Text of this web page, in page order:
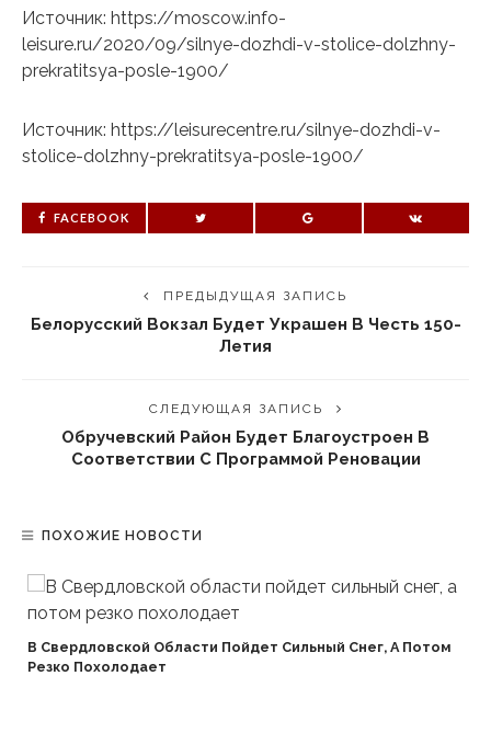
Источник: https://moscow.info-
leisure.ru/2020/09/silnye-dozhdi-v-stolice-dolzhny-
prekratitsya-posle-1900/
Источник: https://leisurecentre.ru/silnye-dozhdi-v-
stolice-dolzhny-prekratitsya-posle-1900/
FACEBOOK
ПРЕДЫДУЩАЯ ЗАПИСЬ
Белорусский Вокзал Будет Украшен В Честь 150-
Летия
СЛЕДУЮЩАЯ ЗАПИСЬ
Обручевский Район Будет Благоустроен В
Соответствии С Программой Реновации
ПОХОЖИЕ НОВОСТИ
В Свердловской Области Пойдет Сильный Снег, А Потом
Резко Похолодает